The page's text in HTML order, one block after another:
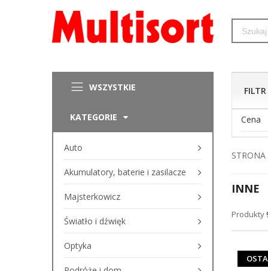
FILTR
Cena
INNE
Produkty
WSZYSTKIE
KATEGORIE
Auto
Akumulatory, baterie i zasilacze
Majsterkowicz
Światło i dźwięk
Optyka